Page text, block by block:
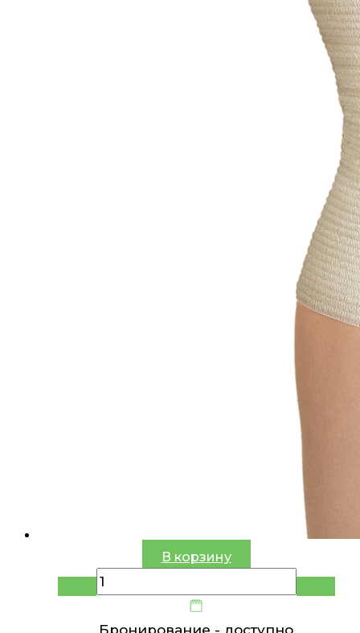
В корзину
Бронирование - доступно